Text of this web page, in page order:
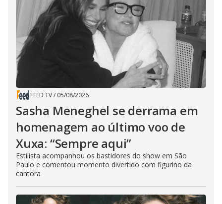
FEED TV/ 05/08/2026
Sasha Meneghel se derrama em
homenagem ao último voo de
Xuxa: “Sempre aqui”
Estilista acompanhou os bastidores do show em São
Paulo e comentou momento divertido com figurino da
cantora